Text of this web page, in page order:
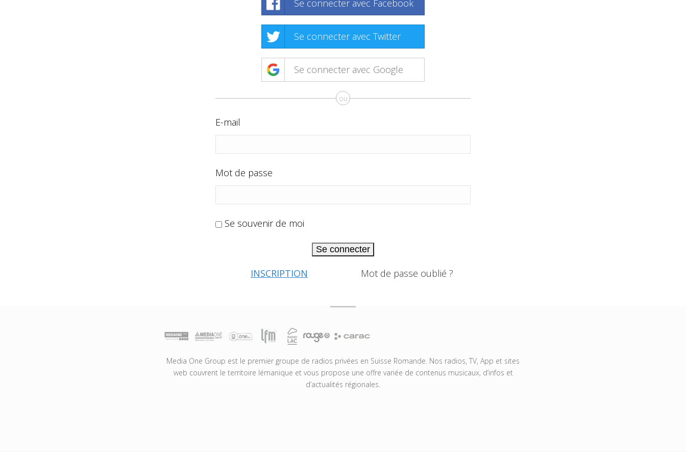
Se connecter avec Facebook
Se connecter avec Twitter
Se connecter avec Google
ou
E-mail
Mot de passe
Se souvenir de moi
Se connecter
INSCRIPTION Mot de passe oublié ?
Media One Group est le premier groupe de radios privées en Suisse Romande. Nos radios, TV, App et sites
web couvrent le territoire lémanique et vous propose une offre variée de contenus musicaux, d’infos et
d’actualités régionales.